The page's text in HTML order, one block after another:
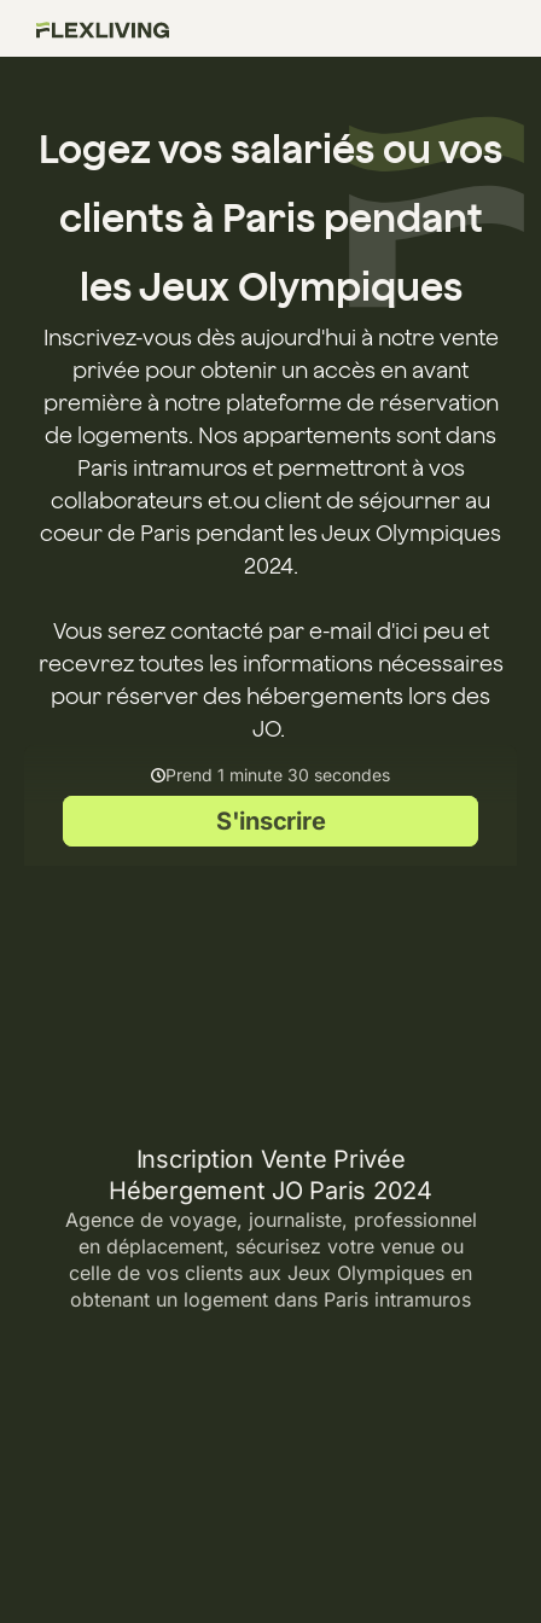
Logez vos salariés ou vos
clients à Paris pendant
les Jeux Olympiques
Inscrivez-vous dès aujourd'hui à notre vente
privée pour obtenir un accès en avant
première à notre plateforme de réservation
de logements. Nos appartements sont dans
Paris intramuros et permettront à vos
collaborateurs et.ou client de séjourner au
coeur de Paris pendant les Jeux Olympiques
2024.
Vous serez contacté par e-mail d'ici peu et
recevrez toutes les informations nécessaires
pour réserver des hébergements lors des
JO.